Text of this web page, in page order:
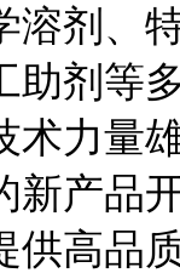
溶剂、
助剂等
术力量
新产品
供高品